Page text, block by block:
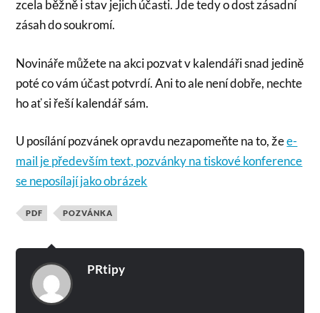
zcela běžně i stav jejich účasti. Jde tedy o dost zásadní
zásah do soukromí.
Novináře můžete na akci pozvat v kalendáři snad jedině
poté co vám účast potvrdí. Ani to ale není dobře, nechte
ho ať si řeší kalendář sám.
U posílání pozvánek opravdu nezapomeňte na to, žee-
mail je především text, pozvánky na tiskové konference
se neposílají jako obrázek
PDF POZVÁNKA
PRtipy